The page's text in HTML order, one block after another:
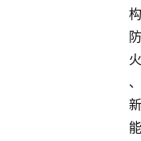
构
防
火
、
新
能